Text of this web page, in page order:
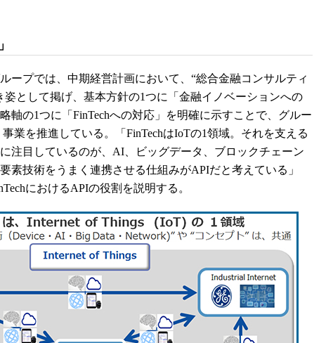
ープでは、中期経営計画において、“総合金融コンサルティ
姿として掲げ、基本方針の1つに「金融イノベーションへの
軸の1つに「FinTechへの対応」を明確に示すことで、グルー
業を推進している。「FinTechはIoTの1領域。それを支える
注目しているのが、AI、ビッグデータ、ブロックチェーン
素技術をうまく連携させる仕組みがAPIだと考えている」
におけるAPIの役割を説明する。